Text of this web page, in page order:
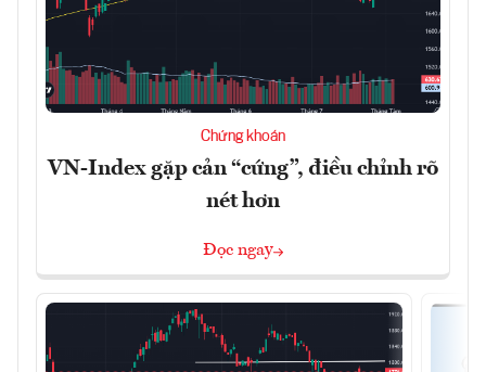
Chứng khoán
VN-Index gặp cản “cứng”, điều chỉnh rõ
nét hơn
Đọc ngay